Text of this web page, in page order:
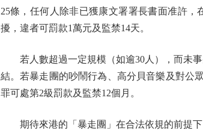
25條，任何人除非已獲康文署署長書面准許
擾，違者可罰款1萬元及監禁14天。
若人數超過一定規模（如逾30人），而未事
結。若暴走團的吵鬧行為、高分貝音樂及對公
罪可處第2級罰款及監禁12個月。
期待來港的「暴走團」在合法依規的前提下